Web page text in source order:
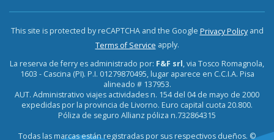
This site is protected by reCAPTCHA and the Google Privacy Policyand
Terms of Service apply.
La reserva de ferry es administrado por: F&F srl, via Tosco Romagnola,
1603 - Cascina (PI). P.I. 01279870495, lugar aparece en C.C.I.A. Pisa
alineado # 137953.
AUT. Administrativo viajes actividades n. 154 del 04 de mayo de 2000
expedidas por la provincia de Livorno. Euro capital cuota 20.800.
Póliza de seguro Allianz póliza n.732864315
Todas las marcas están registradas por sus respectivos dueños. ©